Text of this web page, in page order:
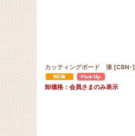
カッティングボード 漆 [CBN-]
卸価格：会員さまのみ表示